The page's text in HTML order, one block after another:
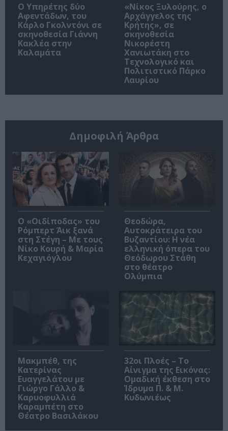
Ο Υπηρέτης δύο
Αφεντάδων, του
Κάρλο Γκολντόνι σε
σκηνοθεσία Γιάννη
Κακλέα στην
Καλαμάτα
«Νίκος Ξυλούρης, ο
Αρχάγγελος της
Κρήτης», σε
σκηνοθεσία
Νικορέστη
Χανιωτάκη στο
Τεχνολογικό και
Πολιτιστικό Πάρκο
Λαυρίου
Δημοφιλή Άρθρα
O «Οιδίποδας» του
Ρόμπερτ Άικ ξανά
στη Στέγη – Με τους
Νίκο Κουρή & Μαρία
Κεχαγιόγλου
Θεοδώρα,
Αυτοκράτειρα του
Βυζαντίου: Η νέα
ελληνική όπερα του
Θεόδωρου Στάθη
στο θέατρο
Ολύμπια
Μακμπέθ, της
Κατερίνας
Ευαγγελάτου με
Γιώργο Γάλλο &
Καρυοφυλλιά
Καραμπέτη στο
Θέατρο Βασιλάκου
32οι Πλοές – Το
Αίνιγμα της Εικόνας:
Ομαδική έκθεση στο
Ίδρυμα Π. & Μ.
Κυδωνιέως